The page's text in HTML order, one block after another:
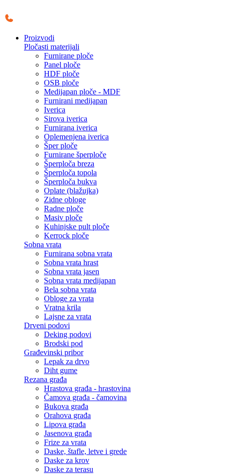
na
Proizvodi
Pločasti materijali
Furnirane ploče
Panel ploče
HDF ploče
OSB ploče
Medijapan ploče - MDF
Furnirani medijapan
Iverica
Sirova iverica
Furnirana iverica
Oplemenjena iverica
Šper ploče
Furnirane šperploče
Šperploča breza
Šperploča topola
Šperploča bukva
Oplate (blažujka)
Zidne obloge
Radne ploče
Masiv ploče
Kuhinjske pult ploče
Kerrock ploče
Sobna vrata
Furnirana sobna vrata
Sobna vrata hrast
Sobna vrata jasen
Sobna vrata medijapan
Bela sobna vrata
Obloge za vrata
Vratna krila
Lajsne za vrata
Drveni podovi
Deking podovi
Brodski pod
Građevinski pribor
Lepak za drvo
Diht gume
Rezana građa
Hrastova građa - hrastovina
Čamova građa - čamovina
Bukova građa
Orahova građa
Lipova građa
Jasenova građa
Frize za vrata
Daske, štafle, letve i grede
Daske za krov
Daske za terasu